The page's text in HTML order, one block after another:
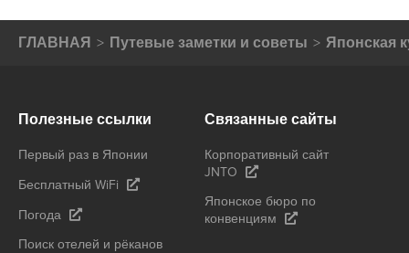
ГЛАВНАЯ Путевые заметки и советы Японская
Полезные ссылки
Первый раз в Японии
Бесплатный WiFi
Погода
Поиск отелей и рёканов
Связанные сайты
Корпоративный сайт
JNTO
Японское бюро по
конвенциям